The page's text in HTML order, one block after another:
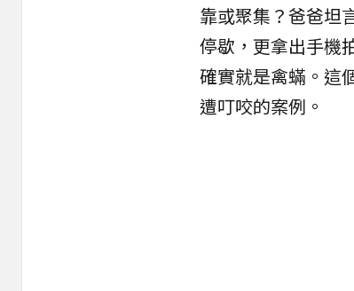
靠或聚集？爸爸坦
停歇，更拿出手機
確實就是禽蟎。這
遭叮咬的案例。